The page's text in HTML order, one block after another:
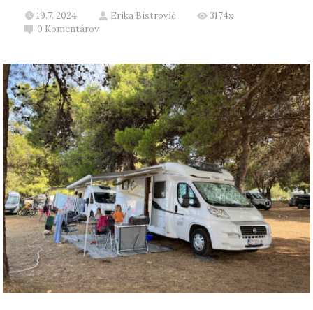
19.7. 2024 Erika Bistrović
3174x
0 Komentárov